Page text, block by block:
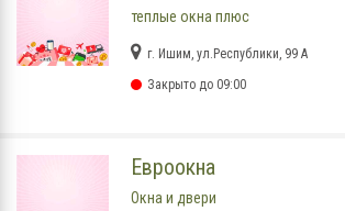
теплые окна плюс
г. Ишим, ул.Республики, 99 А
Закрыто до 09:00
Евроокна
Окна и двери